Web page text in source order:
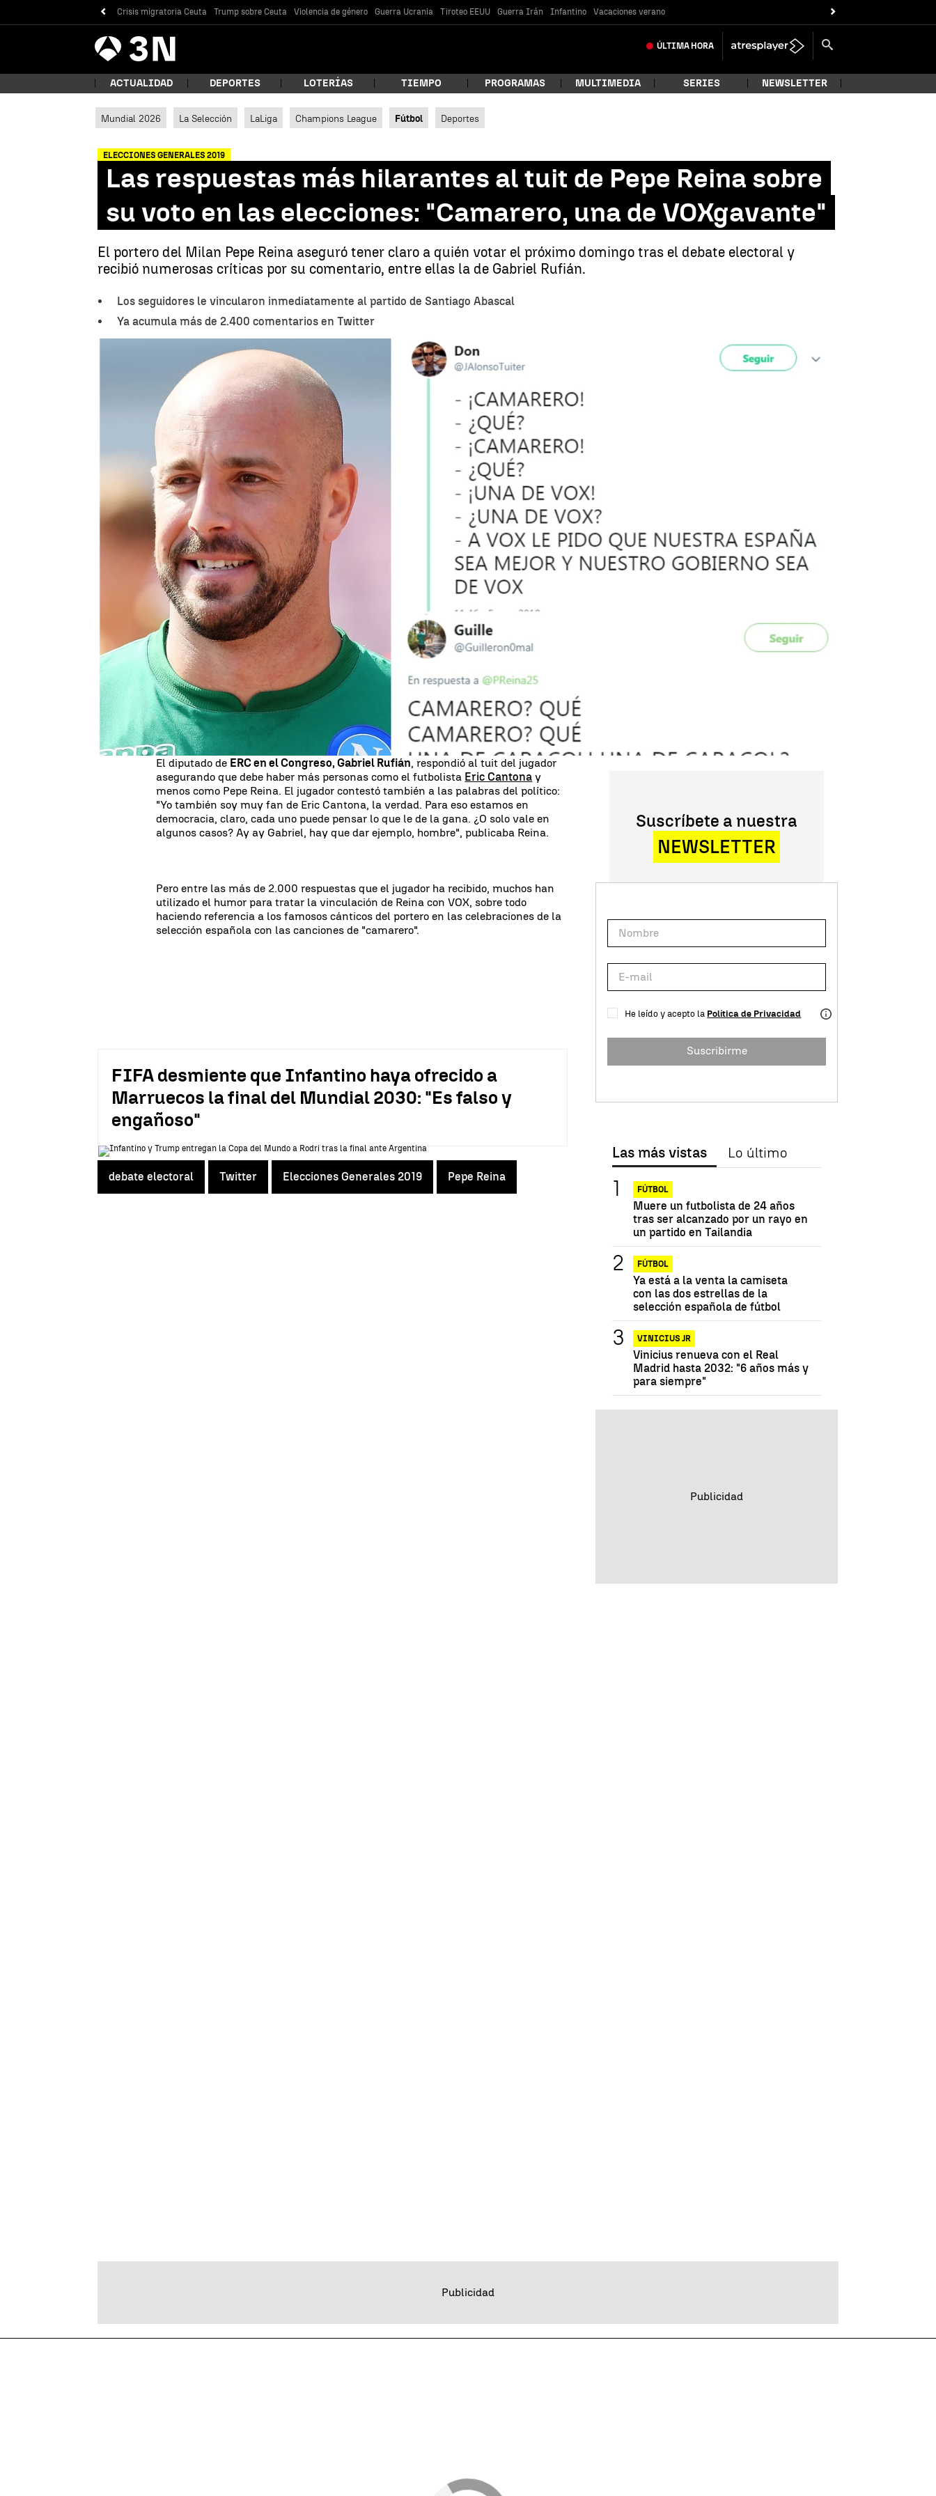
Crisis migratoria Ceuta Trump sobre Ceuta Violencia de género Guerra Ucrania Tiroteo EEUU Guerra Irán Infantino Vacaciones verano
Antena
3 Noticias ÚLTIMA HORA
¿Qué estás buscando?
Buscar
ACTUALIDAD DEPORTES LOTERÍAS TIEMPO PROGRAMAS MULTIMEDIA SERIES NEWSLETTER
Mundial 2026 La Selección LaLiga Champions League Fútbol Deportes
ELECCIONES GENERALES 2019
Las respuestas más hilarantes al tuit de Pepe Reina sobre
su voto en las elecciones: "Camarero, una de VOXgavante"
El portero del Milan Pepe Reina aseguró tener claro a quién votar el próximo domingo tras el debate electoral y
recibió numerosas críticas por su comentario, entre ellas la de Gabriel Rufián.
Los seguidores le vincularon inmediatamente al partido de Santiago Abascal
Ya acumula más de 2.400 comentarios en Twitter
Las respuestas más hilarantes al tuit de Pepe Reina sobre su voto en las elecciones: "Camarero, una de VOXgavante" | Antena 3 Deportes
Antena 3 Deportes
06 de noviembre de 2019, 10:58 WhatsappFacebook
X
Pepe Reinase ha convertido en protagonista tras sus palabras después del
debate electoral del pasado lunes. El guardameta aseguraba enTwitter
claro a quién votar el domingo a través de un comentario que acompañaba con
un emoticono de una bandera de España.
Inmediatamente, el portero del Milan
parte de sus seguidores, que le vincularon al partido políticoVOX . El futbolista ya
había dado 'me gusta' en otras ocasiones a algunas publicaciones de la
formación y de su líder
Santiago Abascal.
El diputado de ERC en el Congreso, Gabriel Rufián, respondió al tuit del jugador
asegurando que debe haber más personas como el futbolista Eric Cantona y
menos como Pepe Reina. El jugador contestó también a las palabras del político:
"Yo también soy muy fan de Eric Cantona, la verdad. Para eso estamos en
democracia, claro, cada uno puede pensar lo que le de la gana. ¿O solo vale en
algunos casos? Ay ay Gabriel, hay que dar ejemplo, hombre", publicaba Reina.
Pero entre las más de 2.000 respuestas que el jugador ha recibido, muchos han
utilizado el humor para tratar la vinculación de Reina con VOX, sobre todo
haciendo referencia a los famosos cánticos del portero en las celebraciones de la
selección española con las canciones de "camarero".
FIFA desmiente que Infantino haya ofrecido a
Marruecos la final del Mundial 2030: "Es falso y
engañoso"
debate electoral Twitter Elecciones Generales 2019 Pepe Reina
Suscríbete a nuestra
NEWSLETTER
He leído y acepto la Política de Privacidad
Suscribirme
Las más vistas Lo último
FÚTBOL
Muere un futbolista de 24 años
tras ser alcanzado por un rayo en
un partido en Tailandia
FÚTBOL
Ya está a la venta la camiseta
con las dos estrellas de la
selección española de fútbol
VINICIUS JR
Vinicius renueva con el Real
Madrid hasta 2032: "6 años más y
para siempre"